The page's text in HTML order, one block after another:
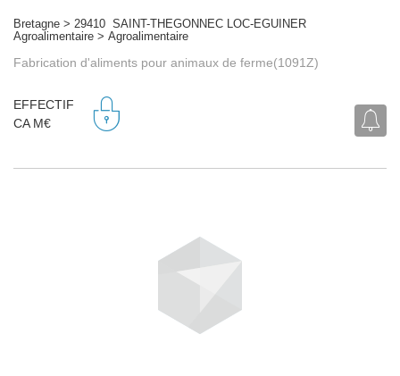
Bretagne > 29410 SAINT-THEGONNEC LOC-EGUINER
Agroalimentaire > Agroalimentaire
Fabrication d'aliments pour animaux de ferme(1091Z)
EFFECTIF
CA M€